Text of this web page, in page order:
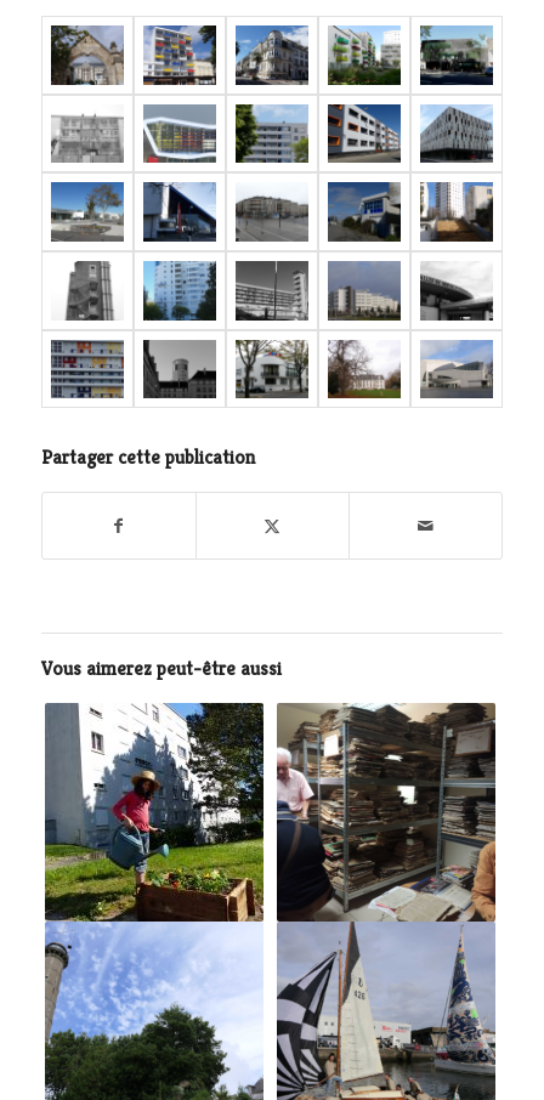
Partager cette publication
Vous aimerez peut-être aussi